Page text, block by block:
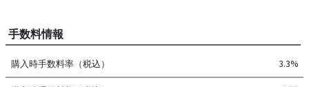
手数料情報
購入時手数料率（税込） 3.3%